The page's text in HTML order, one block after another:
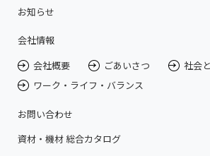
お知らせ
会社情報
会社概要
ごあいさつ
社会
ワーク・ライフ・バランス
お問い合わせ
資材・機材 総合カタログ